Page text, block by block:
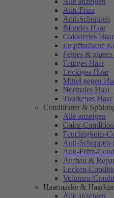
Anti-Frizz
Anti-Schuppen
Blondes Haar
Coloriertes Haar
Empfindliche
Feines &
Fettiges Haar
Lockiges Haar
Mittel gegen
Normales Haar
Trockenes Haar
Conditioner &
Alle anzeigen
Color-
Feuchtigkeits-
Anti-Schuppen-
Anti-Frizz-
Aufbau &
Locken-
Volumen-
Haarmaske & Haarkur
Alle anzeigen